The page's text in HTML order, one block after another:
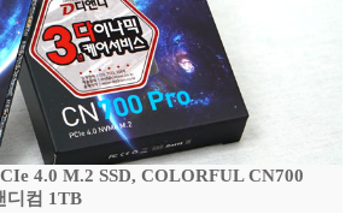
4.0 M.2 SSD, COLORFUL CN700
디컴 1TB